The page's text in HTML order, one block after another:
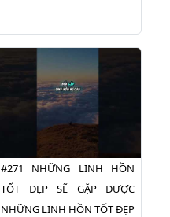
#271 NHỮNG LINH HỒN
TỐT ĐẸP SẼ GẶP ĐƯỢC
NHỮNG LINH HỒN TỐT ĐẸP